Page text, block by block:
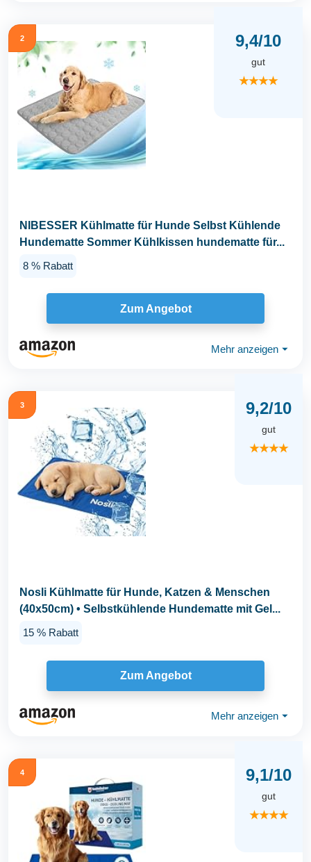
2 9,4/10
gut
★★★★
NIBESSER Kühlmatte für Hunde Selbst Kühlende
Hundematte Sommer Kühlkissen hundematte für...
8 % Rabatt
Zum Angebot
Mehr anzeigen ⏷
3 9,2/10
gut
★★★★
Nosli Kühlmatte für Hunde, Katzen & Menschen
(40x50cm) • Selbstkühlende Hundematte mit Gel...
15 % Rabatt
Zum Angebot
Mehr anzeigen ⏷
4 9,1/10
gut
★★★★